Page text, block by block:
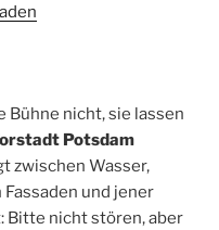
nicht, sie lassen
Potsdam
zwischen Wasser,
und jener
Bitte nicht stören, aber